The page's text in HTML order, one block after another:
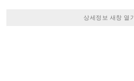
상세정보 새창 열기